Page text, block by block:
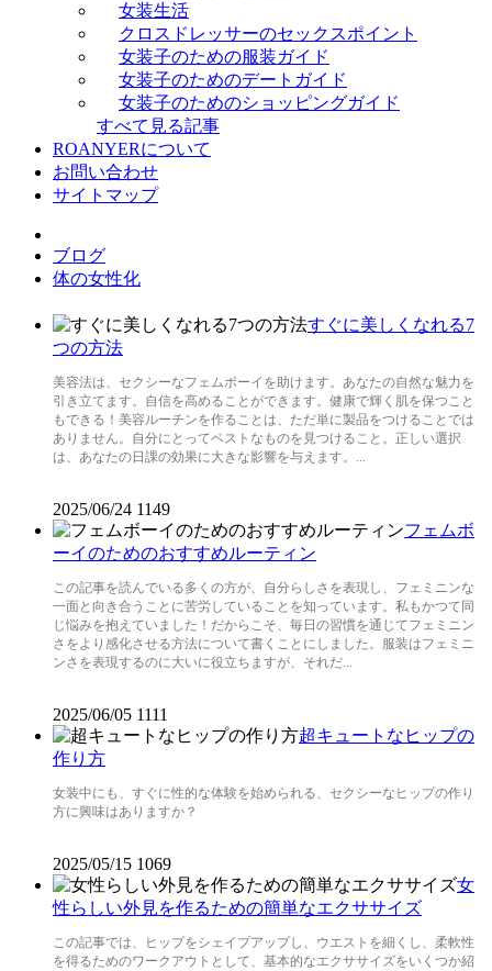
女装生活
クロスドレッサーのセックスポイント
女装子のための服装ガイド
女装子のためのデートガイド
女装子のためのショッピングガイド
すべて見る記事
ROANYERについて
お問い合わせ
サイトマップ
ブログ
体の女性化
すぐに美しくなれる7
つの方法
美容法は、セクシーなフェムボーイを助けます。あなたの自然な魅力を
引き立てます。自信を高めることができます。健康で輝く肌を保つこと
もできる！美容ルーチンを作ることは、ただ単に製品をつけることでは
ありません。自分にとってベストなものを見つけること。正しい選択
は、あなたの日課の効果に大きな影響を与えます。...
2025/06/24 1149
フェムボ
ーイのためのおすすめルーティン
この記事を読んでいる多くの方が、自分らしさを表現し、フェミニンな
一面と向き合うことに苦労していることを知っています。私もかつて同
じ悩みを抱えていました！だからこそ、毎日の習慣を通じてフェミニン
さをより感化させる方法について書くことにしました。服装はフェミニ
ンさを表現するのに大いに役立ちますが、それだ...
2025/06/05 1111
超キュートなヒップの
作り方
女装中にも、すぐに性的な体験を始められる、セクシーなヒップの作り
方に興味はありますか？
2025/05/15 1069
女
性らしい外見を作るための簡単なエクササイズ
この記事では、ヒップをシェイプアップし、ウエストを細くし、柔軟性
を得るためのワークアウトとして、基本的なエクササイズをいくつか紹